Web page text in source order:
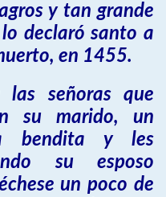
y tan grande
declaró santo a
en 1455.
señoras que
su marido, un
bendita y les
su esposo
un poco de